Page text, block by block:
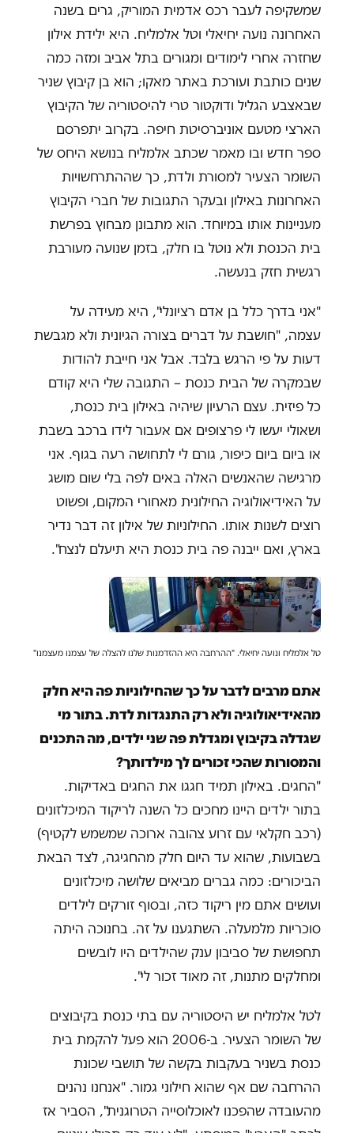
שמשקיפה לעבר רכס אדמית המוריק, גרים בשנה
האחרונה נועה יחיאלי וטל אלמליח. היא ילידת אילון
שחזרה אחרי לימודים ומגורים בתל אביב ומזה כמה
שנים כותבת ועורכת באתר מאקו; הוא בן קיבוץ שניר
שבאצבע הגליל ודוקטור טרי להיסטוריה של הקיבוץ
הארצי מטעם אוניברסיטת חיפה. בקרוב יתפרסם
ספר חדש ובו מאמר שכתב אלמליח בנושא היחס של
השומר הצעיר למסורת ולדת, כך שההתרחשויות
האחרונות באילון ובעקר התגובות של חברי הקיבוץ
מעניינות אותו במיוחד. הוא מתבונן מבחוץ בפרשת
בית הכנסת ולא נוטל בו חלק, בזמן שנועה מעורבת
רגשית חזק בנעשה.
"אני בדרך כלל בן אדם רציונלי", היא מעידה על
עצמה, "חושבת על דברים בצורה הגיונית ולא מגבשת
דעות על פי הרגש בלבד. אבל אני חייבת להודות
שבמקרה של הבית כנסת – התגובה שלי היא קודם
כל פיזית. עצם הרעיון שיהיה באילון בית כנסת,
ושאולי יעשו לי פרצופים אם אעבור לידו ברכב בשבת
או ביום ביום כיפור, גורם לי לתחושה רעה בגוף. אני
מרגישה שהאנשים האלה באים לפה בלי שום מושג
על האידיאולוגיה החילונית מאחורי המקום, ופשוט
רוצים לשנות אותו. החילוניות של אילון זה דבר נדיר
בארץ, ואם ייבנה פה בית כנסת היא תיעלם לנצח".
טל אלמליח ונועה יחיאלי. "ההרחבה היא ההזדמנות שלנו להצלה של עצמנו מעצמנו"
אתם מרבים לדבר על כך שהחילוניות פה היא חלק
מהאידיאולוגיה ולא רק התנגדות לדת. בתור מי
שגדלה בקיבוץ ומגדלת פה שני ילדים, מה התכנים
והמסורות שהכי זכורים לך מילדותך?
"החגים. באילון תמיד חגגו את החגים באדיקות.
בתור ילדים היינו מחכים כל השנה לריקוד המיכלזונים
(רכב חקלאי עם זרוע צהובה ארוכה שמשמש לקטיף)
בשבועות, שהוא עד היום חלק מהחגיגה, לצד הבאת
הביכורים: כמה גברים מביאים שלושה מיכלזונים
ועושים אתם מין ריקוד כזה, ובסוף זורקים לילדים
סוכריות מלמעלה. השתגענו על זה. בחנוכה היתה
תחפושת של סביבון ענק שהילדים היו לובשים
ומחלקים מתנות, זה מאוד זכור לי".
לטל אלמליח יש היסטוריה עם בתי כנסת בקיבוצים
של השומר הצעיר. ב-2006 הוא פעל להקמת בית
כנסת בשניר בעקבות בקשה של תושבי שכונת
ההרחבה שם אף שהוא חילוני גמור. "אנחנו נהנים
מהעובדה שהפכנו לאוכלוסייה הטרוגנית", הסביר אז